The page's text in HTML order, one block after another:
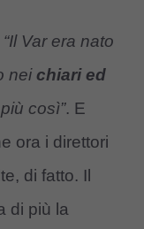
“Il Var era nato
neichiari ed
così”. E
ora i direttori
di fatto. Il
di più la